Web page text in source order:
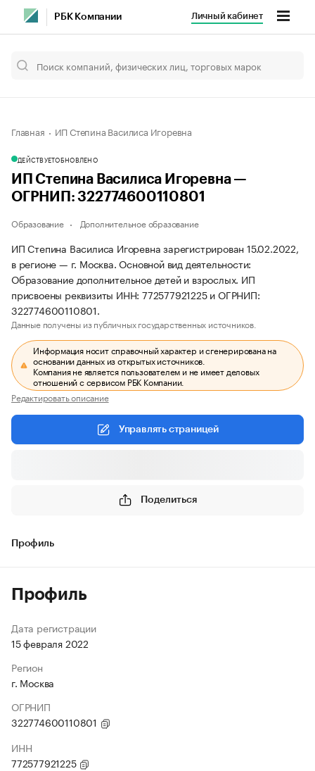
РБК Компании Личный кабинет
Главная ИП Степина Василиса Игоревна
ДЕЙСТВУЕТОБНОВЛЕНО
ИП Степина Василиса Игоревна —
ОГРНИП: 322774600110801
Образование Дополнительное образование
ИП Степина Василиса Игоревна зарегистрирован 15.02.2022,
в регионе — г. Москва. Основной вид деятельности:
Образование дополнительное детей и взрослых. ИП
присвоены реквизиты ИНН: 772577921225 и ОГРНИП:
322774600110801.
Данные получены из публичных государственных источников.
Информация носит справочный характер и сгенерирована на
основании данных из открытых источников.
Компания не является пользователем и не имеет деловых
отношений с сервисом РБК Компании.
Редактировать описание
Управлять страницей
Поделиться
Профиль
Профиль
Дата регистрации
15 февраля 2022
Регион
г. Москва
ОГРНИП
322774600110801
ИНН
772577921225